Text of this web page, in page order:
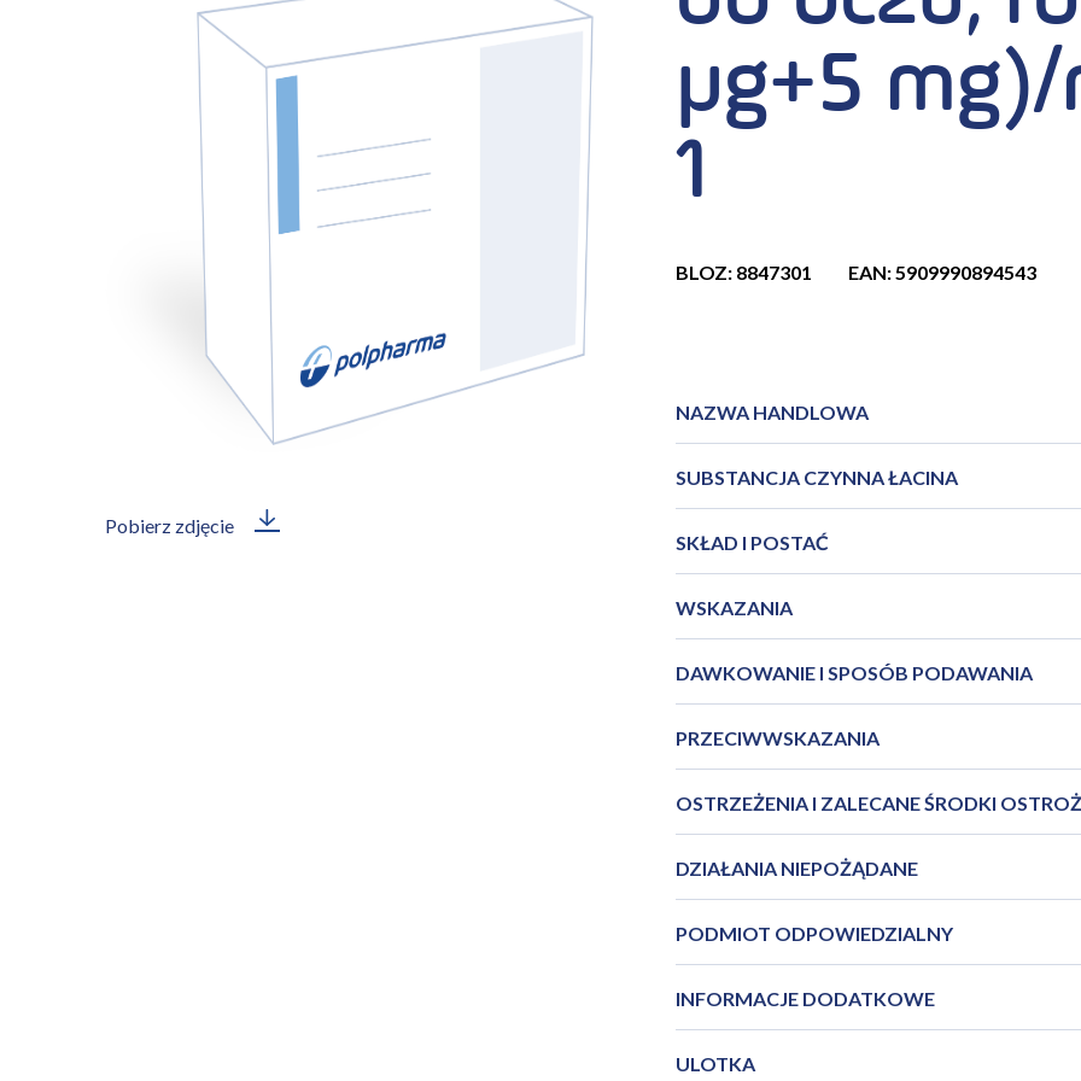
Pobierz zdjęcie
µg+5
1
BLOZ: 8847301 EAN: 5909990894543
NAZWA HANDLOWA
SUBSTANCJA CZYNNA ŁACINA
SKŁAD I POSTAĆ
WSKAZANIA
DAWKOWANIE I SPOSÓB PODAWANIA
PRZECIWWSKAZANIA
OSTRZEŻENIA I ZALECANE ŚRODKI
DZIAŁANIA NIEPOŻĄDANE
PODMIOT ODPOWIEDZIALNY
INFORMACJE DODATKOWE
ULOTKA